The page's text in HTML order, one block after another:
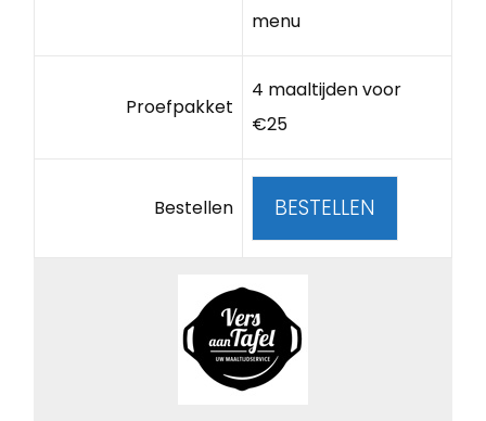
menu
Proefpakket
4 maaltijden voor
€25
Bestellen BESTELLEN